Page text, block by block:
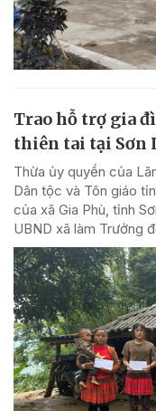
Trao hỗ trợ gia
thiên tai tại Sơn
Thừa ủy quyền của
Dân tộc và Tôn giáo
của xã Gia Phù, tỉnh
UBND xã làm Trưởng